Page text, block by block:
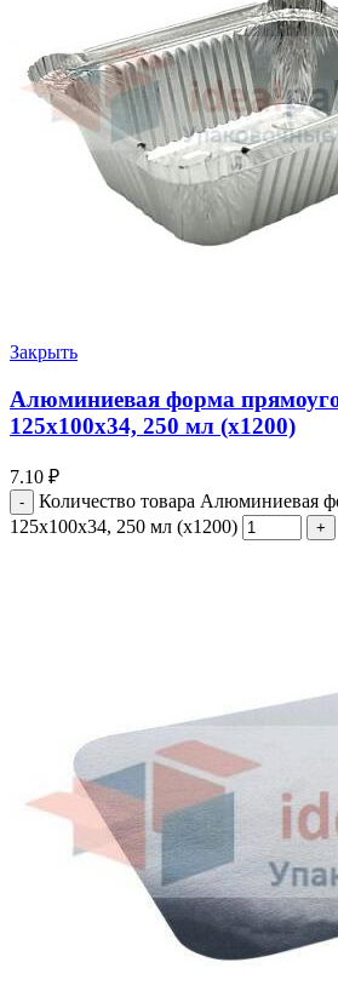
Закрыть
Алюминиевая форма
125х100х34, 250 мл (х1200)
7.10 ₽
Количество товара Алюминиевая
125х100х34, 250 мл (х1200)